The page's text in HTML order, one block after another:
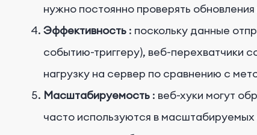
нужно постоянно проверять
Эффективность : поскольку данные
событию-триггеру), веб-перехватчики
нагрузку на сервер по сравнению с
Масштабируемость : веб-хуки могут
часто используются в